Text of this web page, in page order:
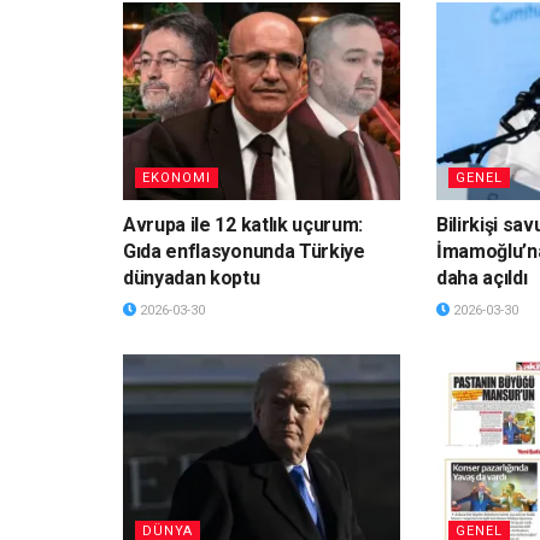
EKONOMI
Avrupa ile 12 katlık uçurum:
Gıda enflasyonunda Türkiye
dünyadan koptu
2026-03-30
GENEL
Bilirkişi
daha açıldı
2026-03-30
DÜNYA GENEL